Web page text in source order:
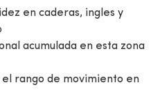
en caderas, ingles y
acumulada en esta zona
rango de movimiento en